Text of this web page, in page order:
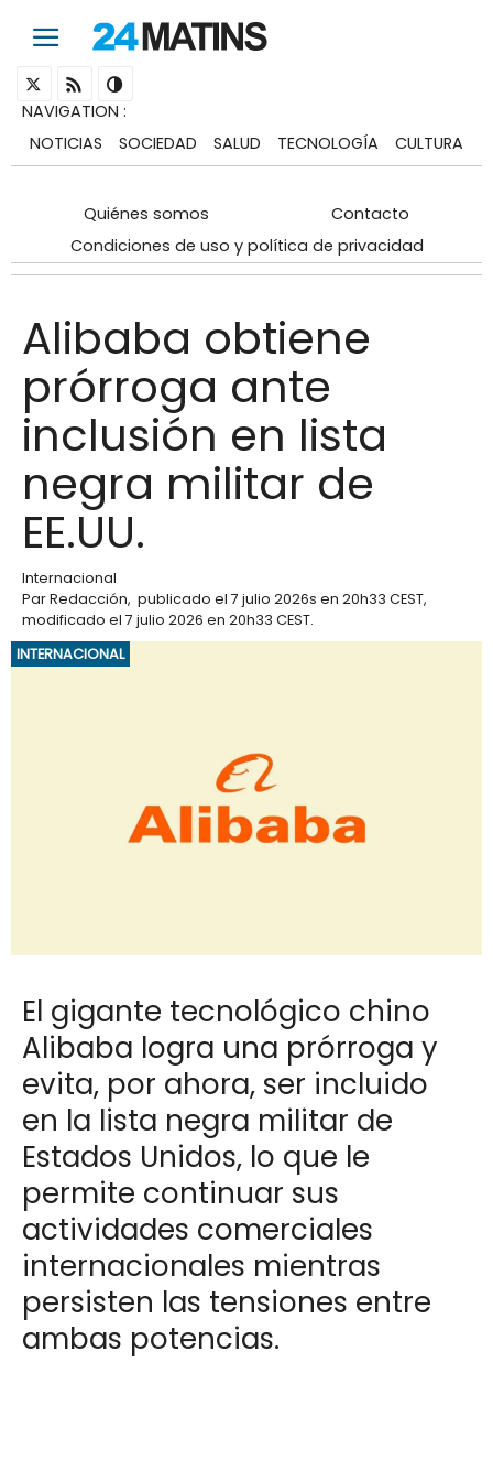
NAVIGATION :
NOTICIAS
SOCIEDAD SALUD TECNOLOGÍA CULTURA
Quiénes somos
Contacto
Condiciones de uso y política de privacidad
Alibaba obtiene
prórroga ante
inclusión en lista
negra militar de
EE.UU.
Internacional
ParRedacción, publicado el 7 julio 2026s en 20h33 CEST,
modificado el 7 julio 2026 en 20h33 CEST.
INTERNACIONAL
El gigante tecnológico chino
Alibaba logra una prórroga y
evita, por ahora, ser incluido
en la lista negra militar de
Estados Unidos, lo que le
permite continuar sus
actividades comerciales
internacionales mientras
persisten las tensiones entre
ambas potencias.